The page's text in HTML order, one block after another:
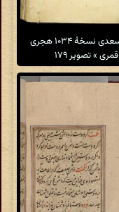
کلیات سعدی نسخهٔ ۱۰۳۴ هجری
قمری » تصویر ۱۷۹